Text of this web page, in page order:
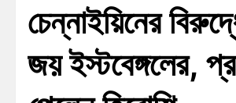
চেন্নাইয়িনের
জয় ইস্টবেঙ্গলের,